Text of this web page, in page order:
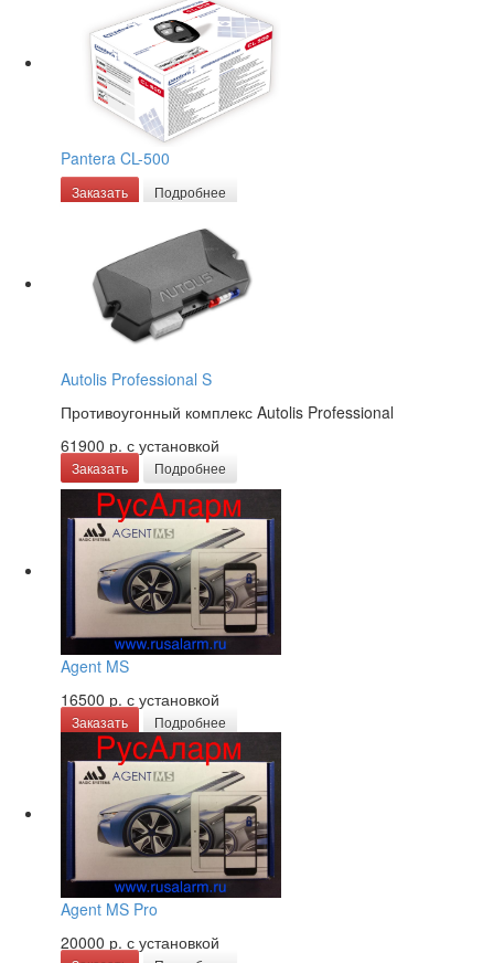
Pantera CL-500
Заказать Подробнее
Autolis Professional S
Противоугонный комплекс Autolis Professional
61900 р. с установкой
Заказать Подробнее
Agent MS
16500 р. с установкой
Заказать Подробнее
Agent MS Pro
20000 р. с установкой